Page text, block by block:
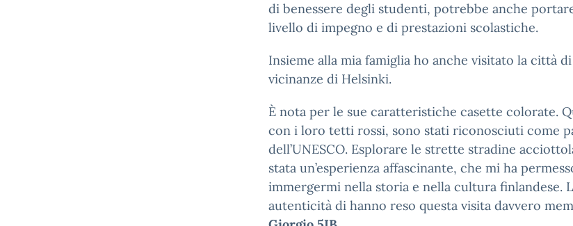
di benessere degli studenti, potrebbe anche
livello di impegno e di prestazioni scolastiche.
Insieme alla mia famiglia ho anche visitato la città
vicinanze di Helsinki.
È nota per le sue caratteristiche casette colorate.
con i loro tetti rossi, sono stati riconosciuti come
dell’UNESCO. Esplorare le strette stradine
stata un’esperienza affascinante, che mi ha
immergermi nella storia e nella cultura finlandese.
autenticità di hanno reso questa visita davvero